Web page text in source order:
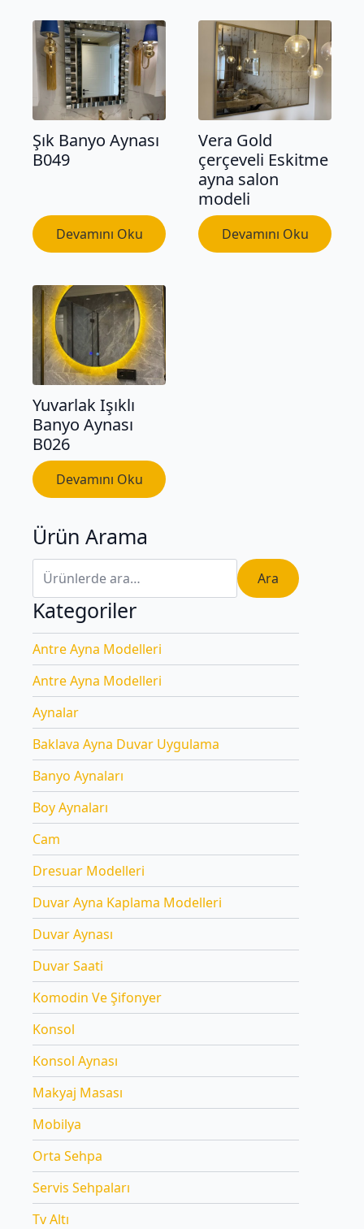
Şık Banyo Aynası
B049
Devamını Oku
Vera Gold
çerçeveli Eskitme
ayna salon
modeli
Devamını Oku
Yuvarlak Işıklı
Banyo Aynası
B026
Devamını Oku
Ürün Arama
Ara:
Ara
Kategoriler
Antre Ayna Modelleri
Antre Ayna Modelleri
Aynalar
Baklava Ayna Duvar Uygulama
Banyo Aynaları
Boy Aynaları
Cam
Dresuar Modelleri
Duvar Ayna Kaplama Modelleri
Duvar Aynası
Duvar Saati
Komodin Ve Şifonyer
Konsol
Konsol Aynası
Makyaj Masası
Mobilya
Orta Sehpa
Servis Sehpaları
Tv Altı